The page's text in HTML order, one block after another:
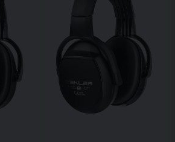
mellan radiokanaler vid sökning,
vald kanal även vid sämre
mellan Stereo/Mono för
beroende på
medhörning Level Dependent
svaga ljud samt låter dig höra